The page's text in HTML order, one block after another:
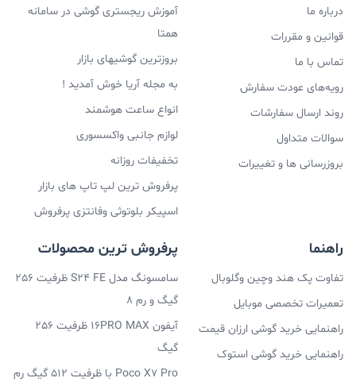
سازندگان را ملزم می کند تا از قطعات با کیفیت تر و با دوام
تر استفاده کنند.
درباره ما
قوانین و مقررات
تماس با ما
رویه‌های عودت سفارش
روند ارسال سفارشات
سوالات متداول
بروزرسانی ها و تغییرات
آموزش ریجستری گوشی در سامانه
همتا
بروزترین گوشیهای بازار
به مجله آریا خوش آمدید !
انواع ساعت هوشمند
لوازم جانبی واکسسوری
تخفیفات روزانه
پرفروش ترین لپ تاپ های بازار
اسپیکر بلوتوثی وفانتزی پرفروش
راهنما
تفاوت پک هند وچین وگلوبال
تعمیرات تخصصی موبایل
راهنمایی خرید گوشی ارزان قیمت
راهنمایی خرید گوشی استوک
پرفروش ترین محصولات
سامسونگ مدل S24 FE ظرفیت 256
گیگ و رم 8
آیفون 16PRO MAX ظرفیت 256
گیگ
Poco X7 Pro با ظرفیت 512 گیگ رم